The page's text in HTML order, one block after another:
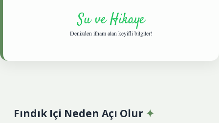
Su ve Hikaye
Denizden ilham alan keyifli bilgiler!
Fındık Içi Neden Açı Olur